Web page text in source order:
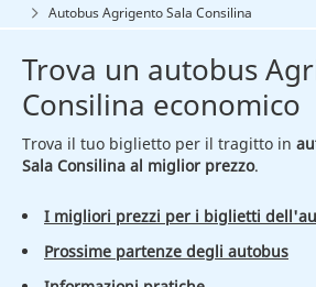
Autobus Agrigento Sala Consilina
Trova un autobus
Consilina economico
Trova il tuo biglietto per il tragitto in
Sala Consilina al miglior prezzo.
I migliori prezzi per i biglietti
Prossime partenze degli autobus